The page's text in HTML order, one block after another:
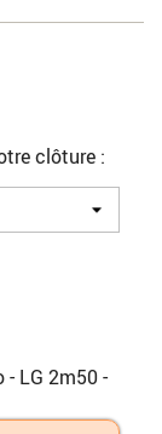
clôture :
LG 2m50 -